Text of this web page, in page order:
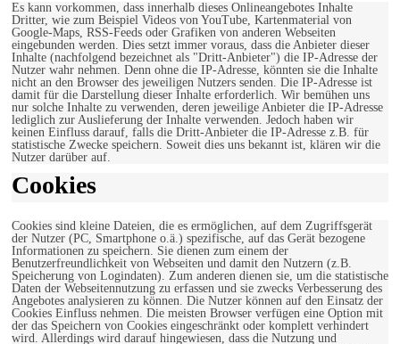
Es kann vorkommen, dass innerhalb dieses Onlineangebotes Inhalte
Dritter, wie zum Beispiel Videos von YouTube, Kartenmaterial von
Google-Maps, RSS-Feeds oder Grafiken von anderen Webseiten
eingebunden werden. Dies setzt immer voraus, dass die Anbieter dieser
Inhalte (nachfolgend bezeichnet als "Dritt-Anbieter") die IP-Adresse der
Nutzer wahr nehmen. Denn ohne die IP-Adresse, könnten sie die Inhalte
nicht an den Browser des jeweiligen Nutzers senden. Die IP-Adresse ist
damit für die Darstellung dieser Inhalte erforderlich. Wir bemühen uns
nur solche Inhalte zu verwenden, deren jeweilige Anbieter die IP-Adresse
lediglich zur Auslieferung der Inhalte verwenden. Jedoch haben wir
keinen Einfluss darauf, falls die Dritt-Anbieter die IP-Adresse z.B. für
statistische Zwecke speichern. Soweit dies uns bekannt ist, klären wir die
Nutzer darüber auf.
Cookies
Cookies sind kleine Dateien, die es ermöglichen, auf dem Zugriffsgerät
der Nutzer (PC, Smartphone o.ä.) spezifische, auf das Gerät bezogene
Informationen zu speichern. Sie dienen zum einem der
Benutzerfreundlichkeit von Webseiten und damit den Nutzern (z.B.
Speicherung von Logindaten). Zum anderen dienen sie, um die statistische
Daten der Webseitennutzung zu erfassen und sie zwecks Verbesserung des
Angebotes analysieren zu können. Die Nutzer können auf den Einsatz der
Cookies Einfluss nehmen. Die meisten Browser verfügen eine Option mit
der das Speichern von Cookies eingeschränkt oder komplett verhindert
wird. Allerdings wird darauf hingewiesen, dass die Nutzung und